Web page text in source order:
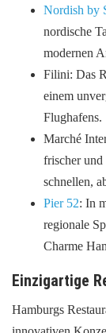
Nordish by
nordische
modernen
Filini: Das
einem
Flughafens.
Marché
frischer und
schnellen,
Pier 52: In
regionale
Charme
Einzigartige
Hamburgs